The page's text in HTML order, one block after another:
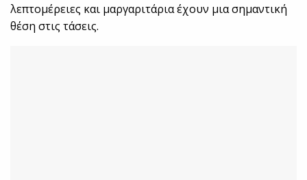
λεπτομέρειες και μαργαριτάρια έχουν μια σημαντική
θέση στις τάσεις.